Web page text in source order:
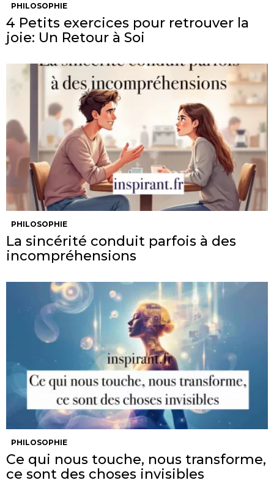
PHILOSOPHIE
4 Petits exercices pour retrouver la
joie: Un Retour à Soi
PHILOSOPHIE
La sincérité conduit parfois à des
incompréhensions
PHILOSOPHIE
Ce qui nous touche, nous transforme,
ce sont des choses invisibles